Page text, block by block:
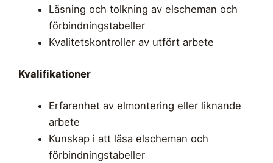
Läsning och tolkning av elscheman och
förbindningstabeller
Kvalitetskontroller av utfört arbete
Kvalifikationer
Erfarenhet av elmontering eller liknande
arbete
Kunskap i att läsa elscheman och
förbindningstabeller